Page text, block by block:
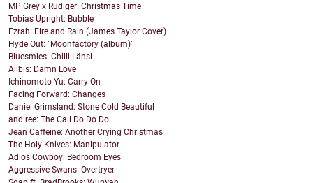
MP Grey x Rudiger: Christmas Time
Tobias Upright: Bubble
Ezrah: Fire and Rain (James Taylor Cover)
Hyde Out: ´Moonfactory (album)´
Bluesmies: Chilli Länsi
Alibis: Damn Love
Ichinomoto Yu: Carry On
Facing Forward: Changes
Daniel Grimsland: Stone Cold Beautiful
and.ree: The Call Do Do Do
Jean Caffeine: Another Crying Christmas
The Holy Knives: Manipulator
Adios Cowboy: Bedroom Eyes
Aggressive Swans: Overtryer